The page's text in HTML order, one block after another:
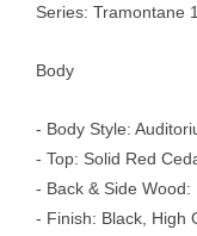
Series: Tramontane
Body
- Body Style:
- Top: Solid Red
- Back & Side
- Finish: Black, High